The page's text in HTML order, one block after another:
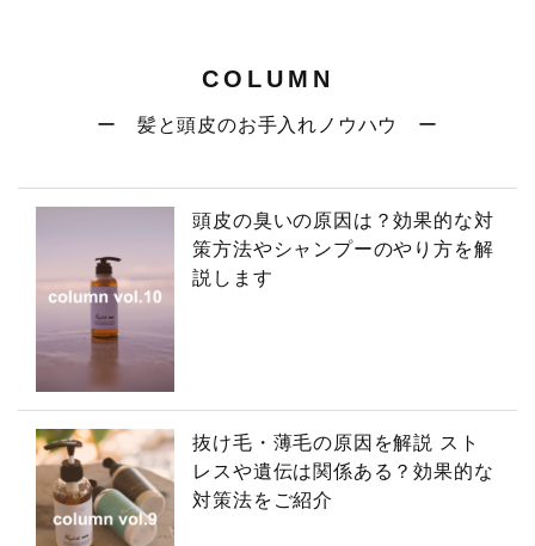
COLUMN
ー 髪と頭皮のお手入れノウハウ ー
頭皮の臭いの原因は？効果的な対
策方法やシャンプーのやり方を解
説します
抜け毛・薄毛の原因を解説 スト
レスや遺伝は関係ある？効果的な
対策法をご紹介